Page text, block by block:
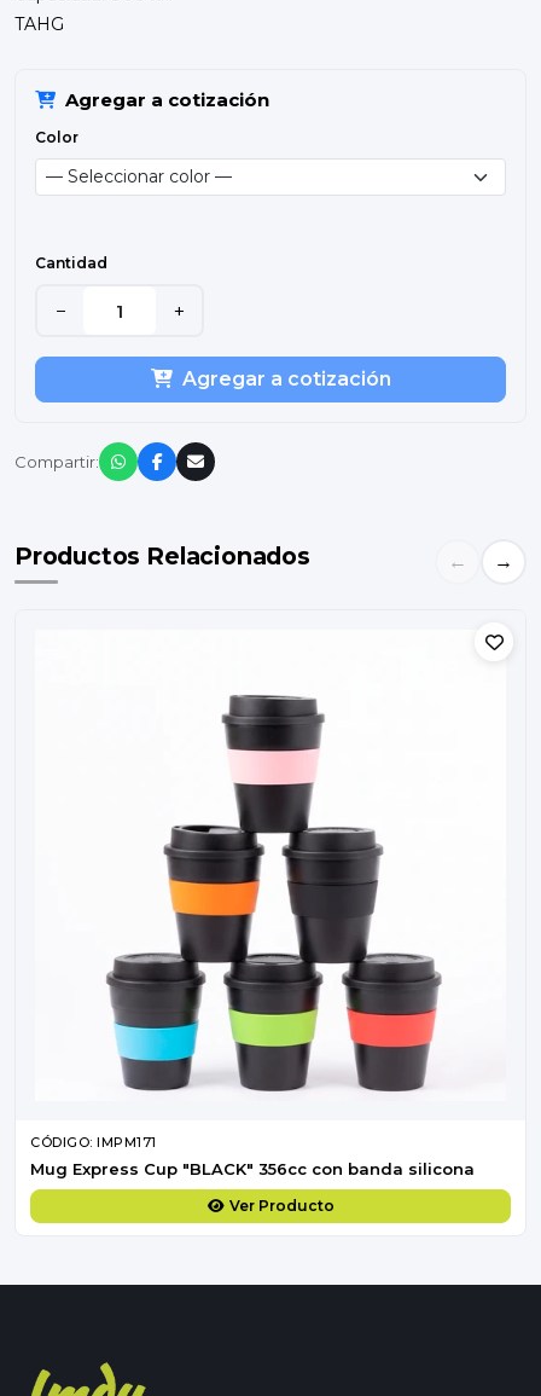
TAHG
Agregar a cotización
Color
Cantidad
− +
Agregar a cotización
Compartir:
Productos Relacionados ← →
CÓDIGO: IMPM171
Mug Express Cup "BLACK" 356cc con banda silicona
Ver Producto